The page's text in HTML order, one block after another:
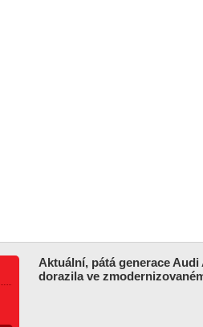
Aktuální, pátá generace
dorazila ve